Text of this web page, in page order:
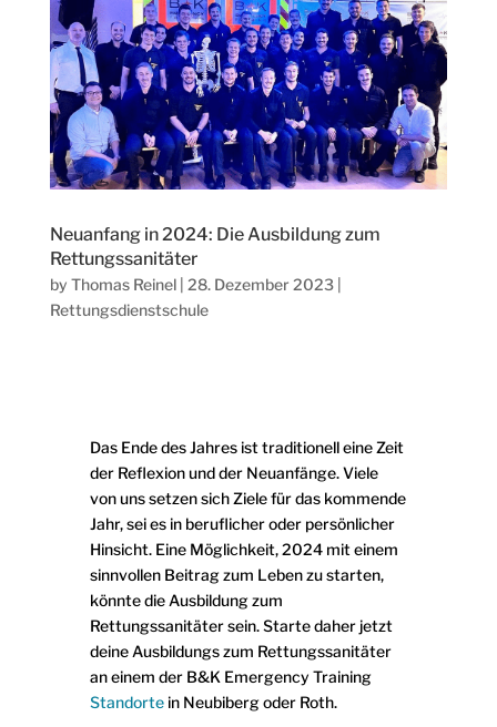
Neuanfang in 2024: Die Ausbildung zum
Rettungssanitäter
by Thomas Reinel| 28. Dezember 2023|
Rettungsdienstschule
Das Ende des Jahres ist traditionell eine Zeit
der Reflexion und der Neuanfänge. Viele
von uns setzen sich Ziele für das kommende
Jahr, sei es in beruflicher oder persönlicher
Hinsicht. Eine Möglichkeit, 2024 mit einem
sinnvollen Beitrag zum Leben zu starten,
könnte die Ausbildung zum
Rettungssanitäter sein. Starte daher jetzt
deine Ausbildungs zum Rettungssanitäter
an einem der B&K Emergency Training
Standortein Neubiberg oder Roth.